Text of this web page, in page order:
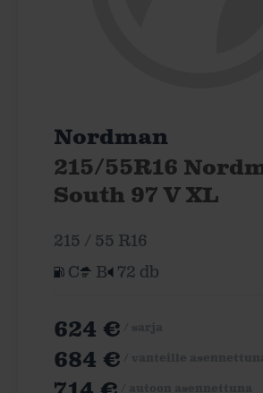
Nordman
215/55R16
South 97 V XL
215 / 55 R16
C
B 72 db
624 €
684 €